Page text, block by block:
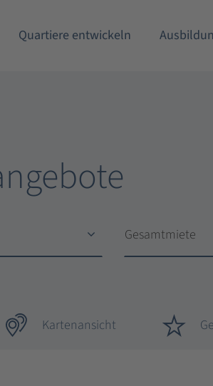
Quartiere entwickeln
Gesamtmiete
Kartenansicht